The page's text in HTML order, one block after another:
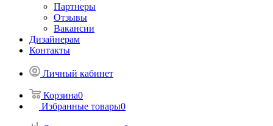
Партнеры
Отзывы
Вакансии
Дизайнерам
Контакты
Личный кабинет
Корзина0
Избранные товары0